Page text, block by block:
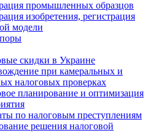
промышленных образцов
изобретения, регистрация
модели
скидки в Украине
при камеральных и
налоговых проверках
планирование и оптимизация
по налоговым преступлениям
решения налоговой